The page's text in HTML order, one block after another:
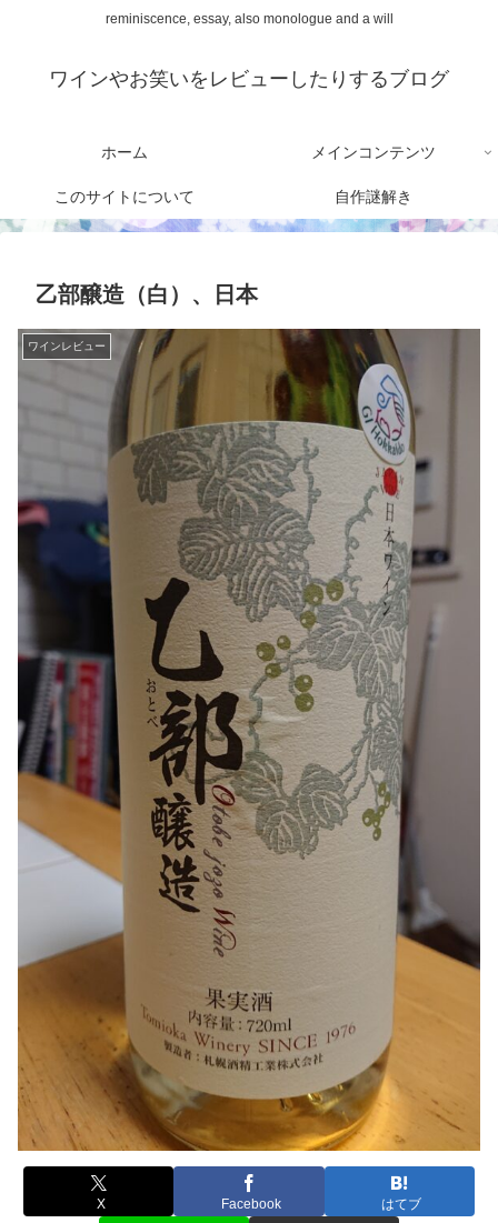
reminiscence, essay, also monologue and a will
ワインやお笑いをレビューしたりするブログ
ホーム メインコンテンツ
このサイトについて 自作謎解き
乙部醸造（白）、日本
ワインレビュー
X Facebook はてブ